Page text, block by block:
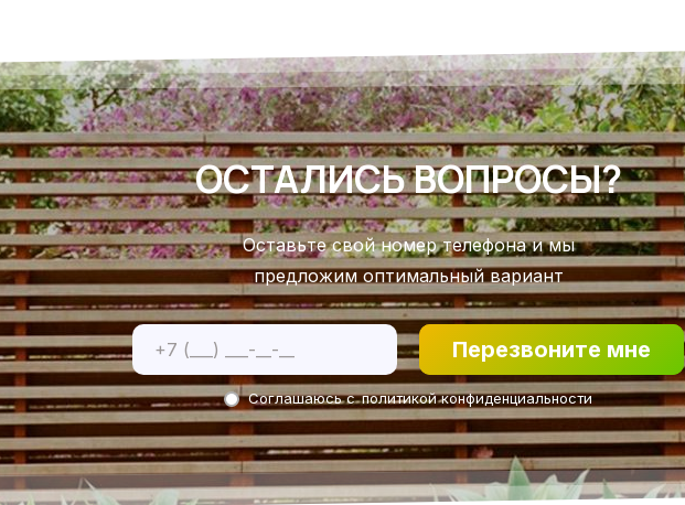
ОСТАЛИСЬ ВОПРОСЫ?
Оставьте свой номер телефона и мы
предложим оптимальный вариант
Перезвоните мне
Соглашаюсь сполитикой конфиденциальности